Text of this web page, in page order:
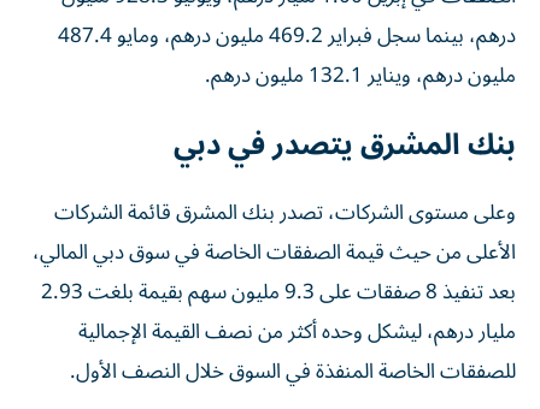
درهم، بينما سجل فبراير 469.2 مليون درهم، ومايو 487.4
مليون درهم، ويناير 132.1 مليون درهم.
بنك المشرق يتصدر في دبي
وعلى مستوى الشركات، تصدر بنك المشرق قائمة الشركات
الأعلى من حيث قيمة الصفقات الخاصة في سوق دبي المالي،
بعد تنفيذ 8 صفقات على 9.3 مليون سهم بقيمة بلغت 2.93
مليار درهم، ليشكل وحده أكثر من نصف القيمة الإجمالية
للصفقات الخاصة المنفذة في السوق خلال النصف الأول.